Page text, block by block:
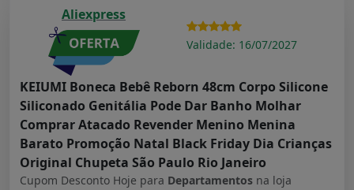
Aliexpress
Validade: 16/07/2027
KEIUMI Boneca Bebê Reborn 48cm Corpo Silicone
Siliconado Genitália Pode Dar Banho Molhar
Comprar Atacado Revender Menino Menina
Barato Promoção Natal Black Friday Dia Crianças
Original Chupeta São Paulo Rio Janeiro
Cupom Desconto Hoje para Departamentos na loja